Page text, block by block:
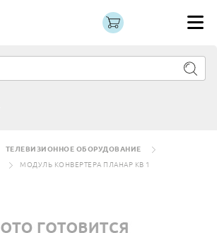
ТЕЛЕВИЗИОННОЕ ОБОРУДОВАНИЕ
МОДУЛЬ КОНВЕРТЕРА ПЛАНАР КВ 1